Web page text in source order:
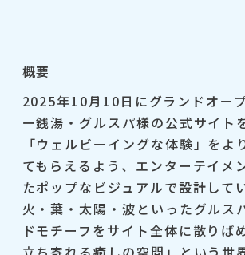
概要
2025年10月10日にグランドオー
ー銭湯・グルスパ様の公式サイト
「ウェルビーイングな体験」をよ
てもらえるよう、エンターテイメ
たポップなビジュアルで設計して
火・葉・太陽・波といったグルス
ドモチーフをサイト全体に散りば